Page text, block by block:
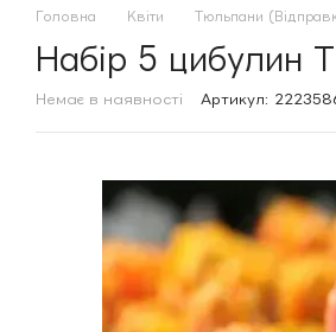
Головна Квіти Тюльпани
Набір 5 цибулин
Немає в наявності Артикул: